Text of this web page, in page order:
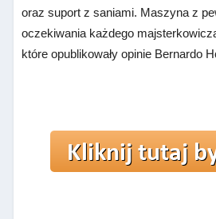
oraz suport z saniami. Maszyna z
oczekiwania każdego
które opublikowały opinie Bernardo